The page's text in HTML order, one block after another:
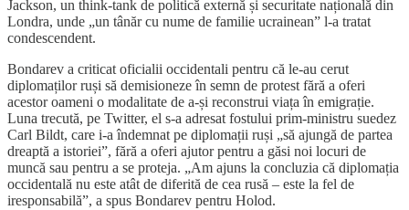
Jackson, un think-tank de politică externă și securitate națională din
Londra, unde „un tânăr cu nume de familie ucrainean” l-a tratat
condescendent.
Bondarev a criticat oficialii occidentali pentru că le-au cerut
diplomaților ruși să demisioneze în semn de protest fără a oferi
acestor oameni o modalitate de a-și reconstrui viața în emigrație.
Luna trecută, pe Twitter, el s-a adresat fostului prim-ministru suedez
Carl Bildt, care i-a îndemnat pe diplomații ruși „să ajungă de partea
dreaptă a istoriei”, fără a oferi ajutor pentru a găsi noi locuri de
muncă sau pentru a se proteja. „Am ajuns la concluzia că diplomația
occidentală nu este atât de diferită de cea rusă – este la fel de
iresponsabilă”, a spus Bondarev pentru Holod.